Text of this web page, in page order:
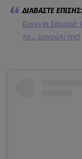
Ευγενία Σαμαρά:
το... μανούλι της!